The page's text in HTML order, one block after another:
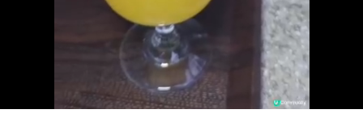
Loaded:
100.00%